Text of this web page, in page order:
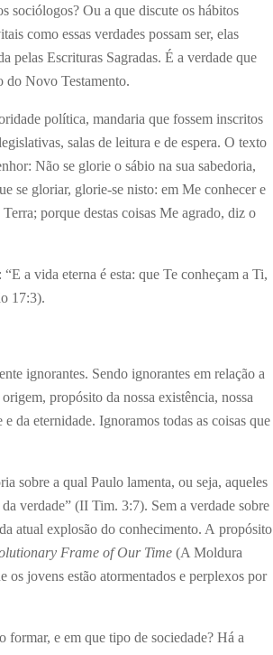
sociólogos? Ou a que discute os hábitos
como essas verdades possam ser, elas
pelas Escrituras Sagradas. É a verdade que
do Novo Testamento.
política, mandaria que fossem inscritos
salas de leitura e de espera. O texto
Não se glorie o sábio na sua sabedoria,
se gloriar, glorie-se nisto: em Me conhecer e
porque destas coisas Me agrado, diz o
a vida eterna é esta: que Te conheçam a Ti,
17:3).
ignorantes. Sendo ignorantes em relação a
propósito da nossa existência, nossa
da eternidade. Ignoramos todas as coisas que
sobre a qual Paulo lamenta, ou seja, aqueles
verdade” (II Tim. 3:7). Sem a verdade sobre
atual explosão do conhecimento. A propósito
Frame of Our Time (A Moldura
os jovens estão atormentados e perplexos por
formar, e em que tipo de sociedade? Há a